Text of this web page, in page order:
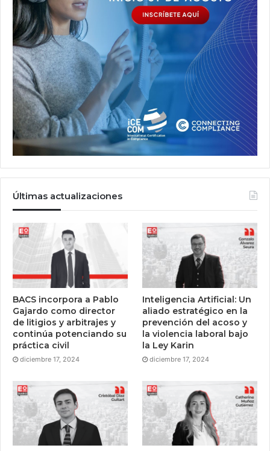
Últimas actualizaciones
BACS incorpora a Pablo
Gajardo como director
de litigios y arbitrajes y
continúa potenciando su
práctica civil
diciembre 17, 2024
Inteligencia Artificial: Un
aliado estratégico en la
prevención del acoso y
la violencia laboral bajo
la Ley Karin
diciembre 17, 2024